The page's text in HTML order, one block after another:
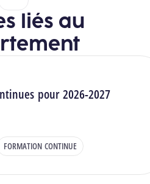
1 liés au
pour 2026-2027
FORMATION CONTINUE